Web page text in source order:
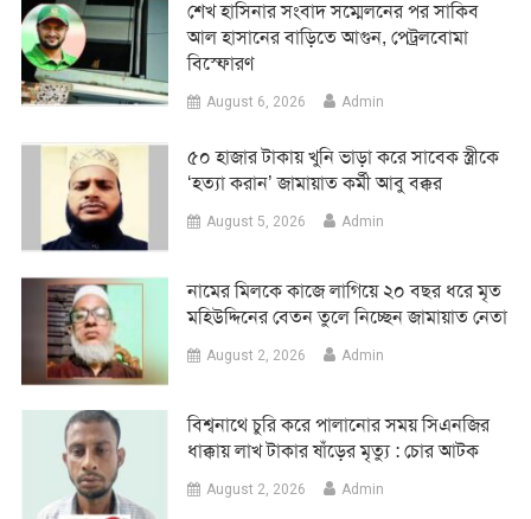
শেখ হাসিনার সংবাদ সম্মেলনের পর সাকিব
আল হাসানের বাড়িতে আগুন, পেট্রলবোমা
বিস্ফোরণ
August 6, 2026 Admin
৫০ হাজার টাকায় খুনি ভাড়া করে সাবেক স্ত্রীকে
‘হত্যা করান’ জামায়াত কর্মী আবু বক্কর
August 5, 2026 Admin
নামের মিলকে কাজে লাগিয়ে ২০ বছর ধরে মৃত
মহিউদ্দিনের বেতন তুলে নিচ্ছেন জামায়াত নেতা
August 2, 2026 Admin
‎বিশ্বনাথে চুরি করে পালানোর সময় সিএনজির
ধাক্কায় লাখ টাকার ষাঁড়ের মৃত্যু : চোর আটক
August 2, 2026 Admin